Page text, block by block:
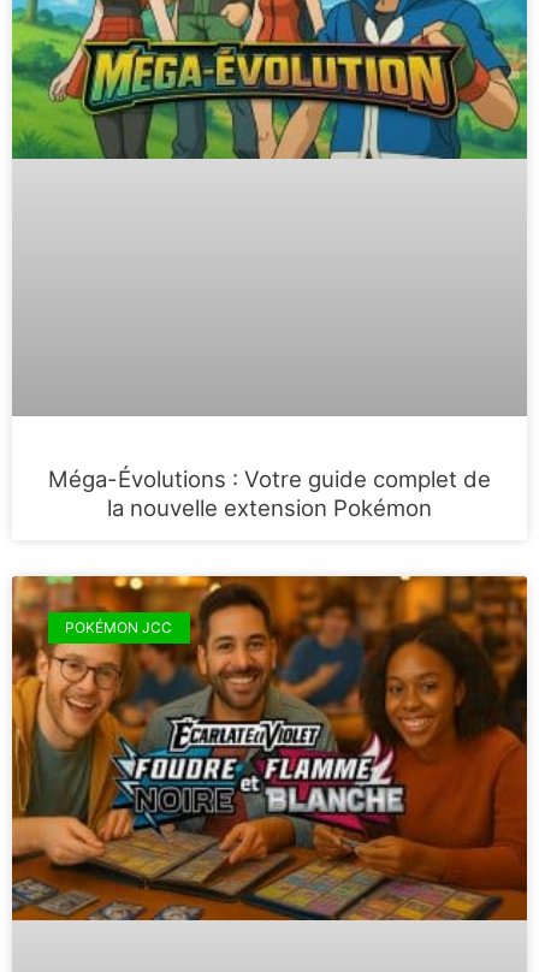
Méga-Évolutions : Votre guide complet de
la nouvelle extension Pokémon
POKÉMON JCC